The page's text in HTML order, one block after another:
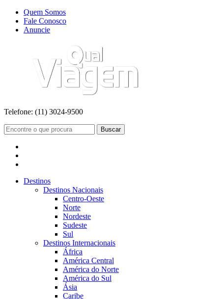
Quem Somos
Fale Conosco
Anuncie
Telefone: (11) 3024-9500
Buscar
Destinos
Destinos Nacionais
Centro-Oeste
Norte
Nordeste
Sudeste
Sul
Destinos Internacionais
África
América Central
América do Norte
América do Sul
Ásia
Caribe